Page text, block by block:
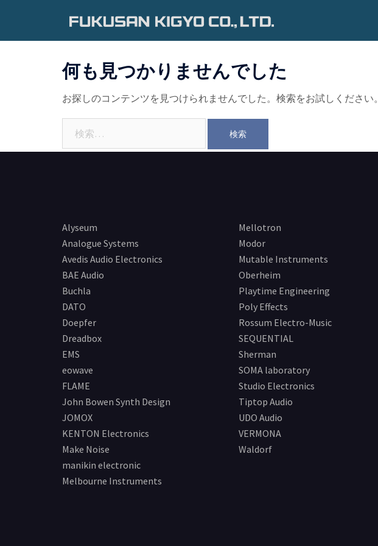
テ
プ
何も見つかりませんでした
お探しのコンテンツを見つけられませんでした。検索をお試しください。
Alyseum
Analogue Systems
Avedis Audio Electronics
BAE Audio
Buchla
DATO
Doepfer
Dreadbox
EMS
eowave
FLAME
John Bowen Synth Design
JOMOX
KENTON Electronics
Make Noise
manikin electronic
Melbourne Instruments
Mellotron
Modor
Mutable Instruments
Oberheim
Playtime Engineering
Poly Effects
Rossum Electro-Music
SEQUENTIAL
Sherman
SOMA laboratory
Studio Electronics
Tiptop Audio
UDO Audio
VERMONA
Waldorf